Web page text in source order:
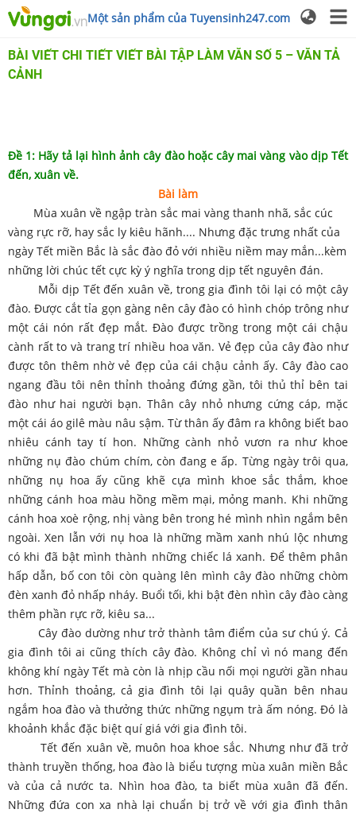
Một sản phẩm của Tuyensinh247.com
BÀI VIẾT CHI TIẾT VIẾT BÀI TẬP LÀM VĂN SỐ 5 – VĂN TẢ
CẢNH
Đề 1: Hãy tả lại hình ảnh cây đào hoặc cây mai vàng vào dịp Tết
đến, xuân về.
Bài làm
Mùa xuân về ngập tràn sắc mai vàng thanh nhã, sắc cúc
vàng rực rỡ, hay sắc ly kiêu hãnh.... Nhưng đặc trưng nhất của
ngày Tết miền Bắc là sắc đào đỏ với nhiều niềm may mắn...kèm
những lời chúc tết cực kỳ ý nghĩa trong dịp tết nguyên đán.
Mỗi dịp Tết đến xuân về, trong gia đình tôi lại có một cây
đào. Được cắt tỉa gọn gàng nên cây đào có hình chóp trông như
một cái nón rất đẹp mắt. Đào được trồng trong một cái chậu
cành rất to và trang trí nhiều hoa văn. Vẻ đẹp của cây đào như
được tôn thêm nhờ vẻ đẹp của cái chậu cảnh ấy. Cây đào cao
ngang đầu tôi nên thỉnh thoảng đứng gần, tôi thủ thỉ bên tai
đào như hai người bạn. Thân cây nhỏ nhưng cứng cáp, mặc
một cái áo gilê màu nâu sậm. Từ thân ấy đâm ra không biết bao
nhiêu cánh tay tí hon. Những cành nhỏ vươn ra như khoe
những nụ đào chúm chím, còn đang e ấp. Từng ngày trôi qua,
những nụ hoa ấy cũng khẽ cựa mình khoe sắc thắm, khoe
những cánh hoa màu hồng mềm mại, mỏng manh. Khi những
cánh hoa xoè rộng, nhị vàng bên trong hé mình nhìn ngắm bên
ngoài. Xen lẫn với nụ hoa là những mầm xanh nhú lộc nhưng
có khi đã bật mình thành những chiếc lá xanh. Để thêm phân
hấp dẫn, bố con tôi còn quàng lên mình cây đào những chòm
đèn xanh đỏ nhấp nháy. Buổi tối, khi bật đèn nhìn cây đào càng
thêm phần rực rỡ, kiêu sa...
Cây đào dường như trở thành tâm điểm của sư chú ý. Cả
gia đình tôi ai cũng thích cây đào. Không chỉ vì nó mang đến
không khí ngày Tết mà còn là nhịp cầu nối mọi người gần nhau
hơn. Thỉnh thoảng, cả gia đình tôi lại quây quần bên nhau
ngắm hoa đào và thưởng thức những ngụm trà ấm nóng. Đó là
khoảnh khắc đặc biệt quí giá với gia đình tôi.
Tết đến xuân về, muôn hoa khoe sắc. Nhưng như đã trở
thành truyền thống, hoa đào là biểu tượng mùa xuân miền Bắc
và của cả nước ta. Nhìn hoa đào, ta biết mùa xuân đã đến.
Những đứa con xa nhà lại chuẩn bị trở về với gia đình thân